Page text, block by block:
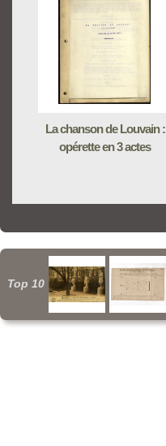
La chanson de Louvain :
opérette en 3 actes
Top 10